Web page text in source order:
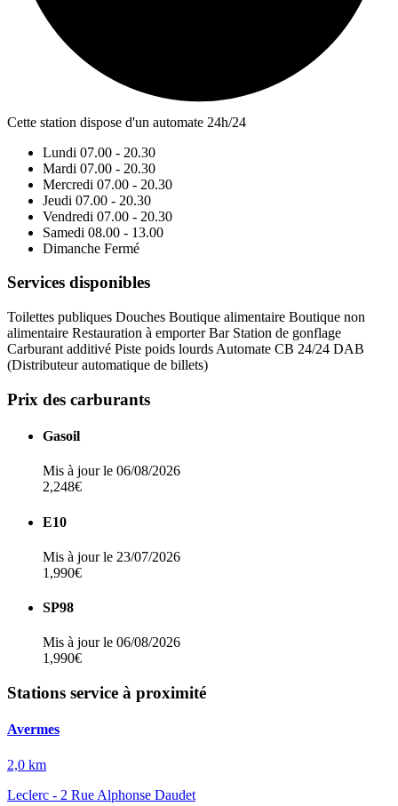
Cette station dispose d'un automate 24h/24
Lundi 07.00 - 20.30
Mardi 07.00 - 20.30
Mercredi 07.00 - 20.30
Jeudi 07.00 - 20.30
Vendredi 07.00 - 20.30
Samedi 08.00 - 13.00
Dimanche Fermé
Services disponibles
Toilettes publiques Douches Boutique alimentaire Boutique non
alimentaire Restauration à emporterBar Station de gonflage
Carburant additivé Piste poids lourds Automate CB 24/24 DAB
(Distributeur automatique de billets)
Prix des carburants
Gasoil
Mis à jour le 06/08/2026
2,248€
E10
Mis à jour le 23/07/2026
1,990€
SP98
Mis à jour le 06/08/2026
1,990€
Stations service à proximité
Avermes
2,0 km
Leclerc - 2 Rue Alphonse Daudet